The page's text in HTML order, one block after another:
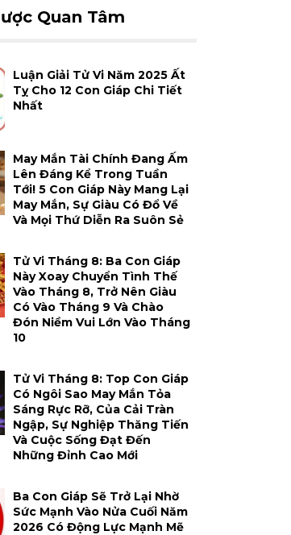
Quan Tâm
Luận Giải Tử Vi Năm 2025 Ất
Tỵ Cho 12 Con Giáp Chi Tiết
Nhất
May Mắn Tài Chính Đang Ấm
Lên Đáng Kể Trong Tuần
Tới! 5 Con Giáp Này Mang Lại
May Mắn, Sự Giàu Có Đổ Về
Và Mọi Thứ Diễn Ra Suôn Sẻ
Tử Vi Tháng 8: Ba Con Giáp
Này Xoay Chuyển Tình Thế
Vào Tháng 8, Trở Nên Giàu
Có Vào Tháng 9 Và Chào
Đón Niềm Vui Lớn Vào Tháng
10
Tử Vi Tháng 8: Top Con Giáp
Có Ngôi Sao May Mắn Tỏa
Sáng Rực Rỡ, Của Cải Tràn
Ngập, Sự Nghiệp Thăng Tiến
Và Cuộc Sống Đạt Đến
Những Đỉnh Cao Mới
Ba Con Giáp Sẽ Trở Lại Nhờ
Sức Mạnh Vào Nửa Cuối Năm
2026 Có Động Lực Mạnh Mẽ